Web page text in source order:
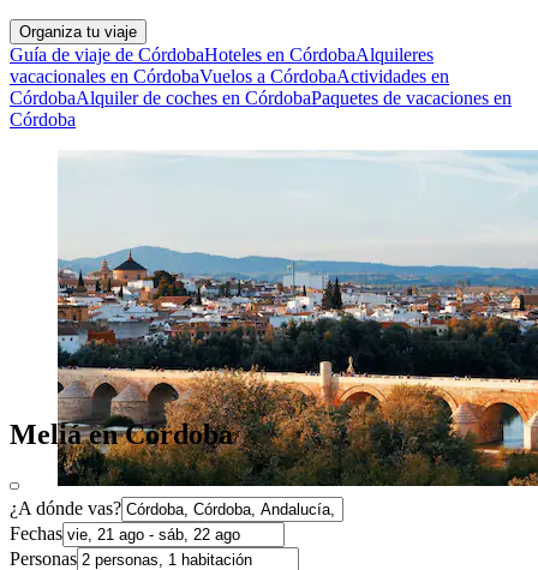
Organiza tu viaje
Guía de viaje de CórdobaHoteles en CórdobaAlquileres
vacacionales en CórdobaVuelos a CórdobaActividades en
CórdobaAlquiler de coches en CórdobaPaquetes de vacaciones en
Córdoba
Meliá en Córdoba
¿A dónde vas?
Fechas
Personas